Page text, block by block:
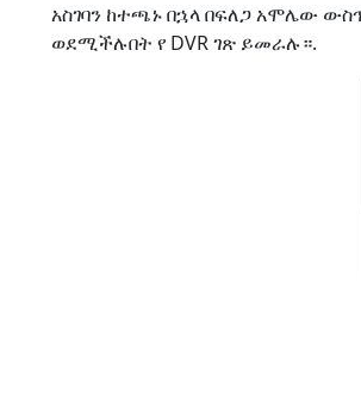
አስገባን ከተጫኑ በኋላ በፍለጋ አሞሌው
ወደሚችሉበት የ DVR ገጽ ይመራሉ።.